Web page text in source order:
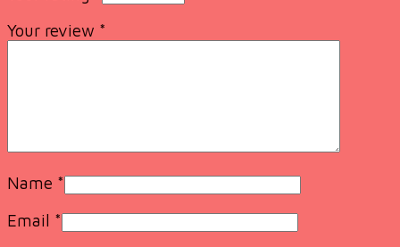
Your review *
Name *
Email *